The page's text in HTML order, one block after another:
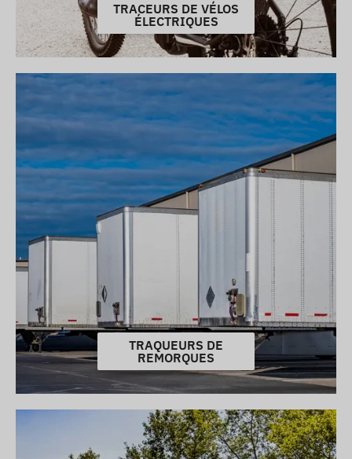
TRACEURS DE VÉLOS
ÉLECTRIQUES
TRAQUEURS DE
REMORQUES